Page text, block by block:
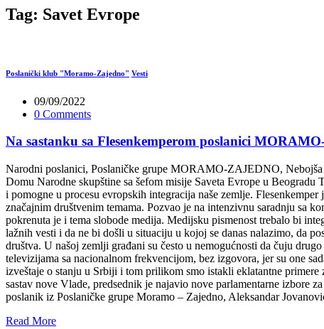
Tag: Savet Evrope
Poslanički klub "Moramo-Zajedno" Vesti
09/09/2022
0 Comments
Na sastanku sa Flesenkemperom poslanici
Narodni poslanici, Poslaničke grupe MORAMO-ZAJEDNO, Nebojša
Domu Narodne skupštine sa šefom misije Saveta Evrope u Beogradu
i pomogne u procesu evropskih integracija naše zemlje.
značajnim društvenim temama. Pozvao je na intenzivnu saradnju sa
pokrenuta je i tema slobode medija. Medijsku pismenost trebalo bi
lažnih vesti i da ne bi došli u situaciju u kojoj se danas nalazimo, da
društva. U našoj zemlji građani su često u nemogućnosti da čuju
televizijama sa nacionalnom frekvencijom, bez izgovora, jer su one
izveštaje o stanju u Srbiji i tom prilikom smo istakli eklatantne
sastav nove Vlade, predsednik je najavio nove parlamentarne izbore
poslanik iz Poslaničke grupe Moramo – Zajedno, Aleksandar
Read More